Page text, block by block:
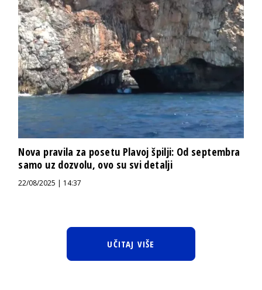
Nova pravila za posetu Plavoj špilji: Od septembra
samo uz dozvolu, ovo su svi detalji
22/08/2025 | 14:37
UČITAJ VIŠE